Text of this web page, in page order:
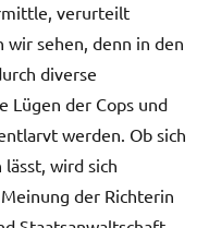
verurteilt
wir sehen, denn in den
diverse
Lügen der Cops und
werden. Ob sich
wird sich
der Richterin